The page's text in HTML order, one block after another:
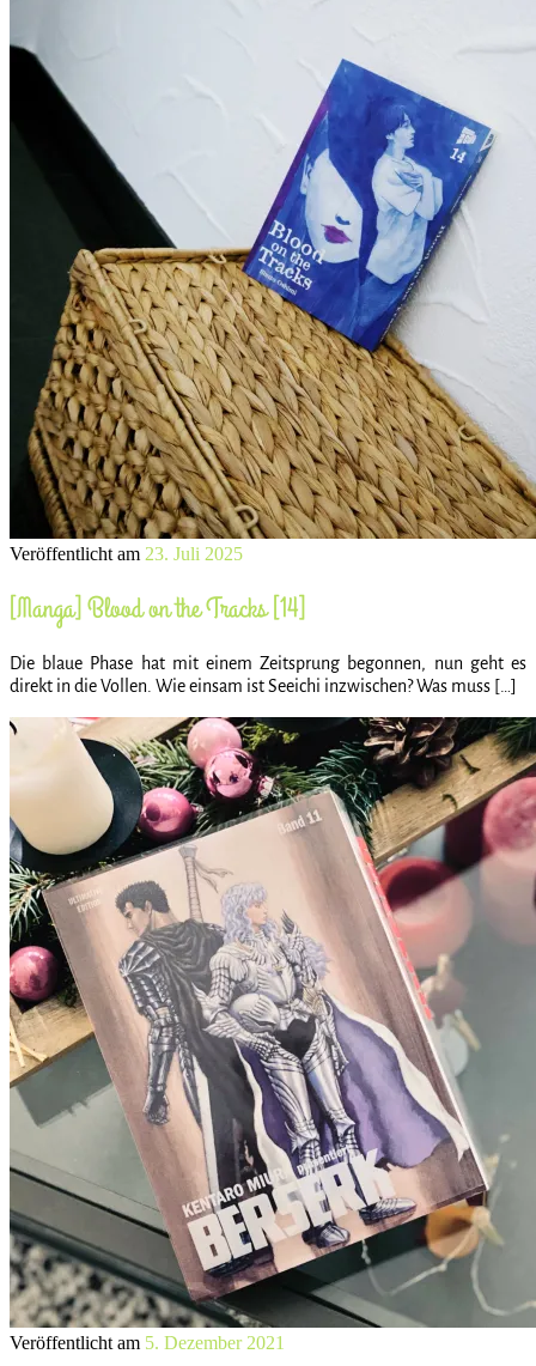
Veröffentlicht am 23. Juli 2025
[Manga] Blood on the Tracks [14]
Die blaue Phase hat mit einem Zeitsprung begonnen, nun geht es
direkt in die Vollen. Wie einsam ist Seeichi inzwischen? Was muss […]
Veröffentlicht am 5. Dezember 2021